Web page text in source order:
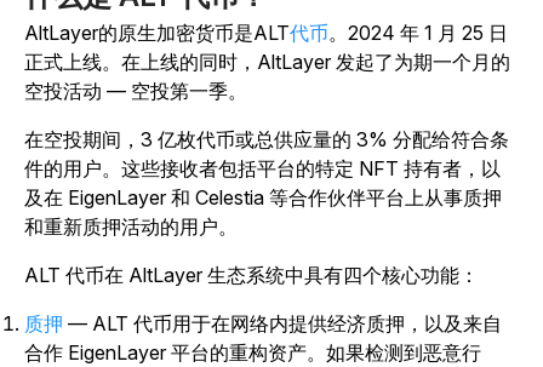
AltLayer的原生加密货币是ALT代币。2024 年 1 月 25 日
正式上线。在上线的同时，AltLayer 发起了为期一个月的
空投活动 — 空投第一季。
在空投期间，3 亿枚代币或总供应量的 3% 分配给符合条
件的用户。这些接收者包括平台的特定 NFT 持有者，以
及在 EigenLayer 和 Celestia 等合作伙伴平台上从事质押
和重新质押活动的用户。
ALT 代币在 AltLayer 生态系统中具有四个核心功能：
质押 — ALT 代币用于在网络内提供经济质押，以及来自
合作 EigenLayer 平台的重构资产。如果检测到恶意行